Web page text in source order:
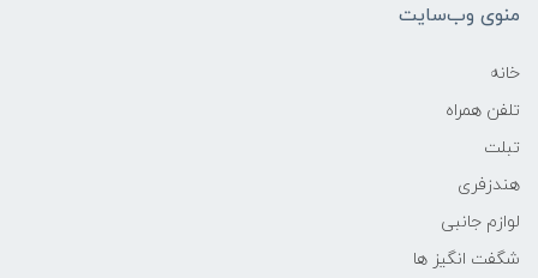
منوی وب‌سایت
خانه
تلفن همراه
تبلت
هندزفری
لوازم جانبی
شگفت انگیز ها